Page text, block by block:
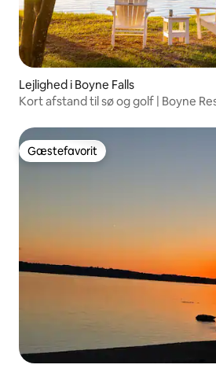
Lejlighed i Boyne Falls
Kort afstand til sø og golf | Boyne
Gæstefavorit
Gæstefavorit